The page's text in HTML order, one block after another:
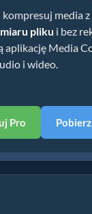
media
pliku i bez
aplikację Media
i wideo.
Pro Pobierz